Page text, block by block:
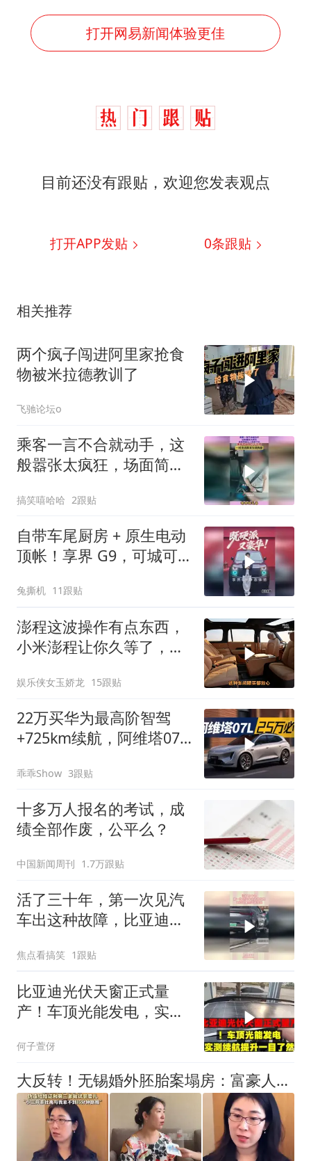
打开网易新闻体验更佳
目前还没有跟贴，欢迎您发表观点
打开APP发贴 0条跟贴
相关推荐
两个疯子闯进阿里家抢食
物被米拉德教训了
飞驰论坛o
乘客一言不合就动手，这
般嚣张太疯狂，场面简直
搞笑嘻哈哈 2跟贴
自带车尾厨房 + 原生电动
顶帐！享界 G9，可城可
兔撕机 11跟贴
澎程这波操作有点东西，
小米澎程让你久等了，小
娱乐侠女玉娇龙 15跟贴
22万买华为最高阶智驾
+725km续航，阿维塔07L
乖乖Show 3跟贴
十多万人报名的考试，成
绩全部作废，公平么？
中国新闻周刊 1.7万跟贴
活了三十年，第一次见汽
车出这种故障，比亚迪果
焦点看搞笑 1跟贴
比亚迪光伏天窗正式量
产！车顶光能发电，实测
何子萱伢
大反转！无锡婚外胚胎案塌房：富豪人设造假，亲生女儿成终极底牌